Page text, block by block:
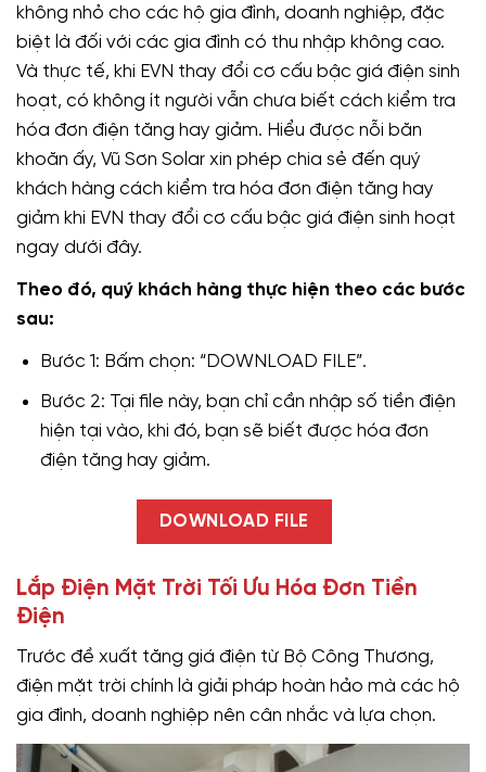
không nhỏ cho các hộ gia đình, doanh nghiệp, đặc
biệt là đối với các gia đình có thu nhập không cao.
Và thực tế, khi EVN thay đổi cơ cấu bậc giá điện sinh
hoạt, có không ít người vẫn chưa biết cách kiểm tra
hóa đơn điện tăng hay giảm. Hiểu được nỗi băn
khoăn ấy, Vũ Sơn Solar xin phép chia sẻ đến quý
khách hàng cách kiểm tra hóa đơn điện tăng hay
giảm khi EVN thay đổi cơ cấu bậc giá điện sinh hoạt
ngay dưới đây.
Theo đó, quý khách hàng thực hiện theo các bước
sau:
Bước 1: Bấm chọn: “DOWNLOAD FILE”.
Bước 2: Tại file này, bạn chỉ cần nhập số tiền điện
hiện tại vào, khi đó, bạn sẽ biết được hóa đơn
điện tăng hay giảm.
DOWNLOAD FILE
Lắp Điện Mặt Trời Tối Ưu Hóa Đơn Tiền
Điện
Trước đề xuất tăng giá điện từ Bộ Công Thương,
điện mặt trời chính là giải pháp hoàn hảo mà các hộ
gia đình, doanh nghiệp nên cân nhắc và lựa chọn.